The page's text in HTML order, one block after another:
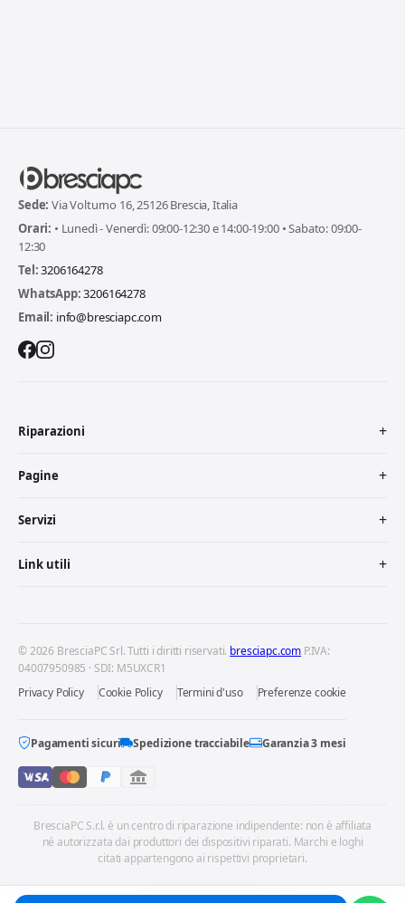
Sede: Via Volturno 16, 25126 Brescia, Italia
Orari: • Lunedì - Venerdì: 09:00-12:30 e 14:00-19:00 • Sabato: 09:00-
12:30
Tel:3206164278
WhatsApp:3206164278
Email: info@bresciapc.com
Riparazioni
Pagine
Servizi
Link utili
© 2026 BresciaPC Srl. Tutti i diritti riservati. bresciapc.com P.IVA:
04007950985 · SDI: M5UXCR1
Privacy Policy
Cookie Policy Termini d'uso Preferenze cookie
Pagamenti sicuri Spedizione tracciabile Garanzia 3 mesi
BresciaPC S.r.l. è un centro di riparazione indipendente: non è affiliata
né autorizzata dai produttori dei dispositivi riparati. Marchi e loghi
citati appartengono ai rispettivi proprietari.